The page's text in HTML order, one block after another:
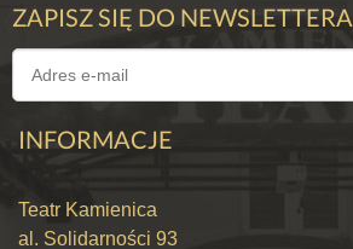
ZAPISZ SIĘ DO NEWSLETTERA
INFORMACJE
Teatr Kamienica
al. Solidarności 93